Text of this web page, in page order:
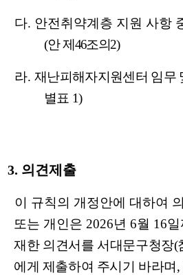
다. 안전취약계층 지원 사항
(안제 46조의2)
라. 재난피해자지원센터 임무
별표 1)
3. 의견제출
이 규칙의 개정안에 대하여
또는 개인은 2026년6월 16일
재한 의견서를 서대문구청장(
에게 제출하여 주시기 바라며,